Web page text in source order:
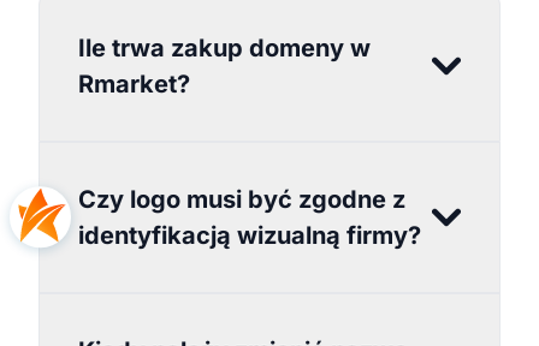
Ile trwa zakup domeny w
Rmarket?
Czy logo musi być zgodne z
identyfikacją wizualną firmy?